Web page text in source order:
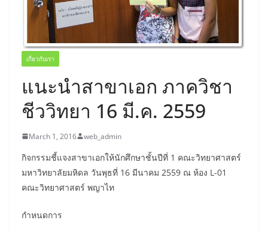
เกี่ยวกับเรา
แนะนำสาขาเอก ภาควิชา
ชีววิทยา 16 มี.ค. 2559
March 1, 2016 web_admin
กิจกรรมชี้แจงสาขาเอกให้นักศึกษาชั้นปีที่ 1 คณะวิทยาศาสตร์
มหาวิทยาลัยมหิดล วันพุธที่ 16 มีนาคม 2559 ณ ห้อง L-01
คณะวิทยาศาสตร์ พญาไท
กำหนดการ